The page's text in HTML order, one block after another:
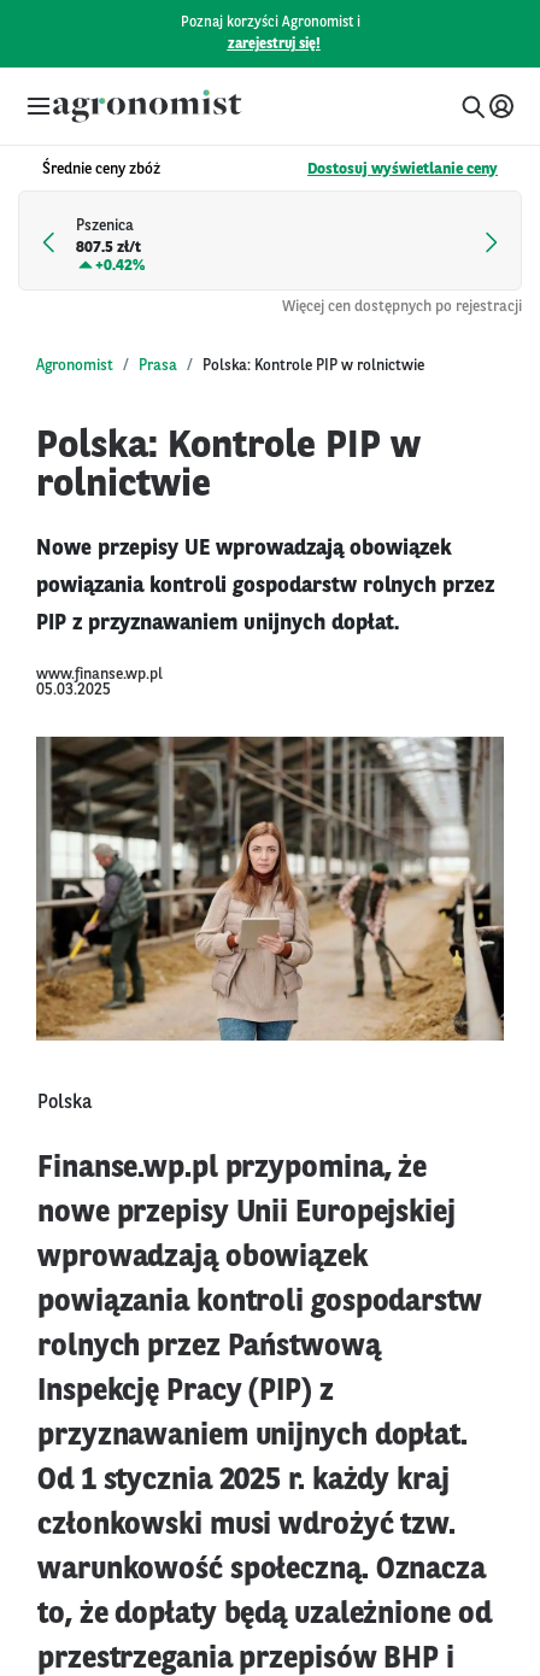
Poznaj korzyści Agronomist i
zarejestruj się!
Średnie ceny zbóż Dostosuj wyświetlanie ceny
Pszenica
807.5 zł/t
+0.42%
Więcej cen dostępnych po rejestracji
Agronomist Prasa Polska: Kontrole PIP w rolnictwie
Polska: Kontrole PIP w
rolnictwie
Nowe przepisy UE wprowadzają obowiązek
powiązania kontroli gospodarstw rolnych przez
PIP z przyznawaniem unijnych dopłat.
www.finanse.wp.pl
05.03.2025
Polska
Finanse.wp.pl przypomina, że
nowe przepisy Unii Europejskiej
wprowadzają obowiązek
powiązania kontroli gospodarstw
rolnych przez Państwową
Inspekcję Pracy (PIP) z
przyznawaniem unijnych dopłat.
Od 1 stycznia 2025 r. każdy kraj
członkowski musi wdrożyć tzw.
warunkowość społeczną. Oznacza
to, że dopłaty będą uzależnione od
przestrzegania przepisów BHP i